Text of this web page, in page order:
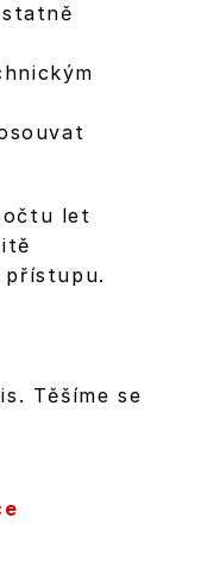
let
přístupu.
Těšíme se